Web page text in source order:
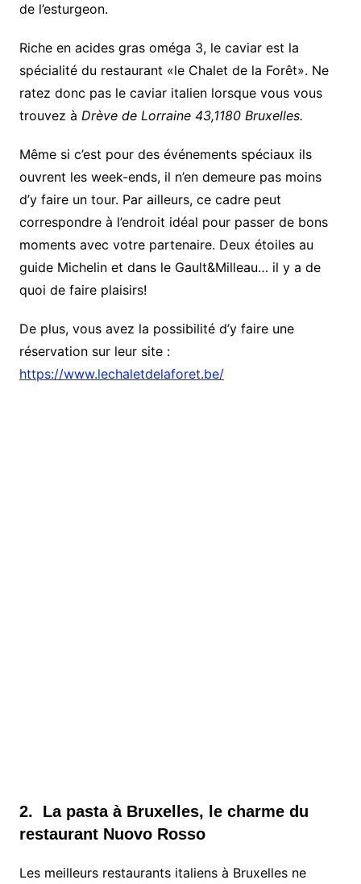
de l’esturgeon.
Riche en acides gras oméga 3, le caviar est la
spécialité du restaurant «le Chalet de la Forêt». Ne
ratez donc pas le caviar italien lorsque vous vous
trouvez à Drève de Lorraine 43,1180 Bruxelles.
Même si c’est pour des événements spéciaux ils
ouvrent les week-ends, il n’en demeure pas moins
d’y faire un tour. Par ailleurs, ce cadre peut
correspondre à l’endroit idéal pour passer de bons
moments avec votre partenaire. Deux étoiles au
guide Michelin et dans le Gault&Milleau… il y a de
quoi de faire plaisirs!
De plus, vous avez la possibilité d’y faire une
réservation sur leur site :
https://www.lechaletdelaforet.be/
2. La pasta à Bruxelles, le charme du
restaurant Nuovo Rosso
Les meilleurs restaurants italiens à Bruxelles ne